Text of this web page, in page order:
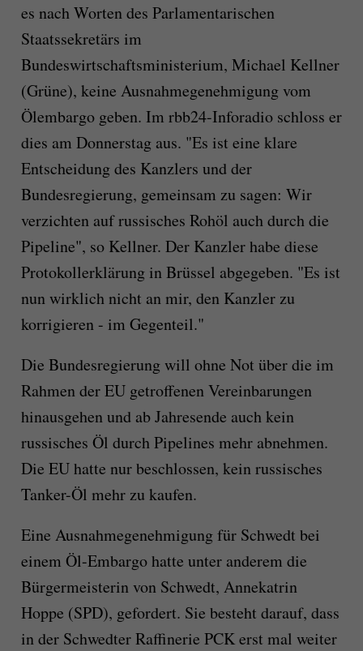
es nach Worten des Parlamentarischen
Staatssekretärs im
Bundeswirtschaftsministerium, Michael Kellner
(Grüne), keine Ausnahmegenehmigung vom
Ölembargo geben. Im rbb24-Inforadio schloss er
dies am Donnerstag aus. "Es ist eine klare
Entscheidung des Kanzlers und der
Bundesregierung, gemeinsam zu sagen: Wir
verzichten auf russisches Rohöl auch durch die
Pipeline", so Kellner. Der Kanzler habe diese
Protokollerklärung in Brüssel abgegeben. "Es ist
nun wirklich nicht an mir, den Kanzler zu
korrigieren - im Gegenteil."
Die Bundesregierung will ohne Not über die im
Rahmen der EU getroffenen Vereinbarungen
hinausgehen und ab Jahresende auch kein
russisches Öl durch Pipelines mehr abnehmen.
Die EU hatte nur beschlossen, kein russisches
Tanker-Öl mehr zu kaufen.
Eine Ausnahmegenehmigung für Schwedt bei
einem Öl-Embargo hatte unter anderem die
Bürgermeisterin von Schwedt, Annekatrin
Hoppe (SPD), gefordert. Sie besteht darauf, dass
in der Schwedter Raffinerie PCK erst mal weiter